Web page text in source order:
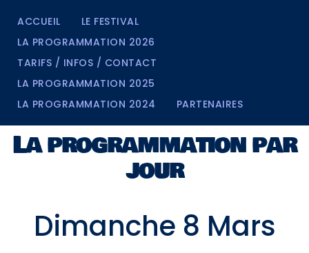
ACCUEIL
LE FESTIVAL
LA PROGRAMMATION 2026
TARIFS / INFOS / CONTACT
LA PROGRAMMATION 2025
LA PROGRAMMATION 2024
PARTENAIRES
La programmation par
jour
Dimanche 8 Mars